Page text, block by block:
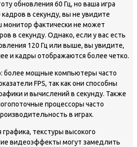
обновления 60 Гц, но ваша игра
кадров в секунду, вы не увидите
монитор фактически не может
в секунду. Однако, если у вас есть
120 Гц или выше, вы увидите,
и кадры отображаются более четко.
более мощные компьютеры часто
FPS, так как они способны
и вычислений в секунду. Также
процессоры часто
в играх.
текстуры высокого
видеоэффекты могут замедлить